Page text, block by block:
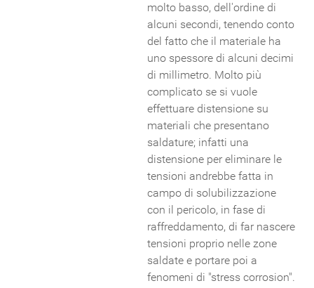
molto basso, dell'ordine di
alcuni secondi, tenendo conto
del fatto che il materiale ha
uno spessore di alcuni decimi
di millimetro. Molto più
complicato se si vuole
effettuare distensione su
materiali che presentano
saldature; infatti una
distensione per eliminare le
tensioni andrebbe fatta in
campo di solubilizzazione
con il pericolo, in fase di
raffreddamento, di far nascere
tensioni proprio nelle zone
saldate e portare poi a
fenomeni di "stress corrosion".